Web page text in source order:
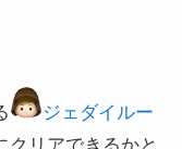
ジェダイルー
クリアできるかと